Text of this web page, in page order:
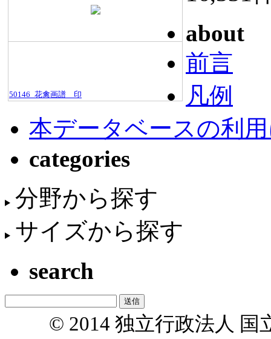
50146_花禽画譜＿印
about
前言
凡例
本データベースの利
categories
分野から探す
サイズから探す
search
© 2014 独立行政法人 国